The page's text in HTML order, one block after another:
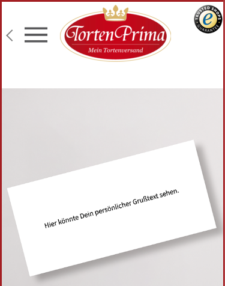
Konditor-Qualität
Torten mit Wunschtext
Lieferung an Wunschadresse